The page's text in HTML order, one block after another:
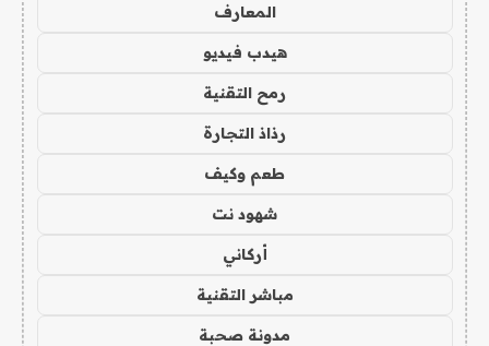
المعارف
هيدب فيديو
رمح التقنية
رذاذ التجارة
طعم وكيف
شهود نت
أركاني
مباشر التقنية
مدونة صحبة